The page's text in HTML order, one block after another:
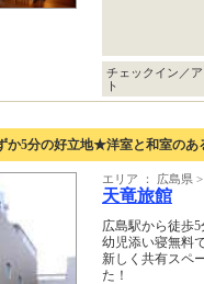
チェックイン／
ト
か5分の好立地★洋室と和室のあ
エリア ： 広島県
天竜旅館
広島駅から徒歩
幼児添い寝無料
新しく共有スペ
た！